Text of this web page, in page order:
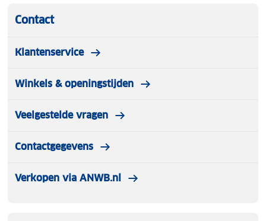
Contact
Klantenservice
Winkels & openingstijden
Veelgestelde vragen
Contactgegevens
Verkopen via ANWB.nl